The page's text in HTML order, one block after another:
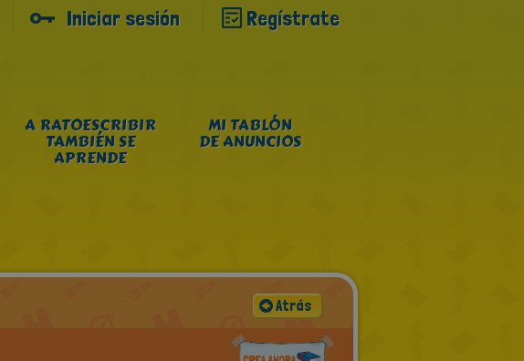
Iniciar sesión Regístrate
A RATOESCRIBIR
TAMBIÉN SE
APRENDE
MI TABLÓN
DE ANUNCIOS
Atrás